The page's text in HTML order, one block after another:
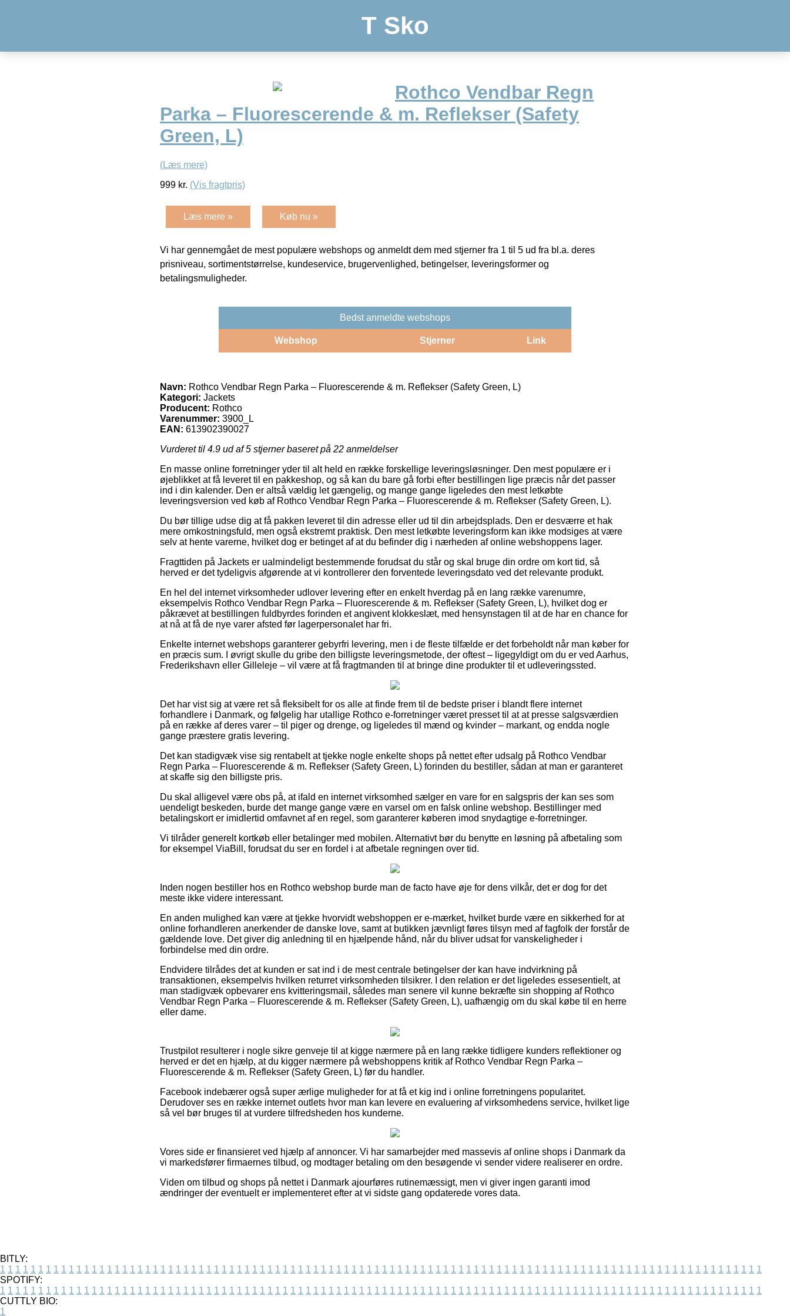
T Sko
Rothco Vendbar Regn
Parka – Fluorescerende & m. Reflekser (Safety
Green, L)
(Læs mere)
999 kr. (Vis fragtpris)
Læs mere » Køb nu »
Vi har gennemgået de mest populære webshops og anmeldt dem med stjerner fra 1 til 5 ud fra bl.a. deres
prisniveau, sortimentstørrelse, kundeservice, brugervenlighed, betingelser, leveringsformer og
betalingsmuligheder.
Bedst anmeldte webshops
Webshop Stjerner Link
Navn: Rothco Vendbar Regn Parka – Fluorescerende & m. Reflekser (Safety Green, L)
Kategori: Jackets
Producent: Rothco
Varenummer: 3900_L
EAN: 613902390027
Vurderet til 4.9 ud af 5 stjerner baseret på 22 anmeldelser
En masse online forretninger yder til alt held en række forskellige leveringsløsninger. Den mest populære er i
øjeblikket at få leveret til en pakkeshop, og så kan du bare gå forbi efter bestillingen lige præcis når det passer
ind i din kalender. Den er altså vældig let gængelig, og mange gange ligeledes den mest letkøbte
leveringsversion ved køb af Rothco Vendbar Regn Parka – Fluorescerende & m. Reflekser (Safety Green, L).
Du bør tillige udse dig at få pakken leveret til din adresse eller ud til din arbejdsplads. Den er desværre et hak
mere omkostningsfuld, men også ekstremt praktisk. Den mest letkøbte leveringsform kan ikke modsiges at være
selv at hente varerne, hvilket dog er betinget af at du befinder dig i nærheden af online webshoppens lager.
Fragttiden på Jackets er ualmindeligt bestemmende forudsat du står og skal bruge din ordre om kort tid, så
herved er det tydeligvis afgørende at vi kontrollerer den forventede leveringsdato ved det relevante produkt.
En hel del internet virksomheder udlover levering efter en enkelt hverdag på en lang række varenumre,
eksempelvis Rothco Vendbar Regn Parka – Fluorescerende & m. Reflekser (Safety Green, L), hvilket dog er
påkrævet at bestillingen fuldbyrdes forinden et angivent klokkeslæt, med hensynstagen til at de har en chance for
at nå at få de nye varer afsted før lagerpersonalet har fri.
Enkelte internet webshops garanterer gebyrfri levering, men i de fleste tilfælde er det forbeholdt når man køber for
en præcis sum. I øvrigt skulle du gribe den billigste leveringsmetode, der oftest – ligegyldigt om du er ved Aarhus,
Frederikshavn eller Gilleleje – vil være at få fragtmanden til at bringe dine produkter til et udleveringssted.
Det har vist sig at være ret så fleksibelt for os alle at finde frem til de bedste priser i blandt flere internet
forhandlere i Danmark, og følgelig har utallige Rothco e-forretninger været presset til at at presse salgsværdien
på en række af deres varer – til piger og drenge, og ligeledes til mænd og kvinder – markant, og endda nogle
gange præstere gratis levering.
Det kan stadigvæk vise sig rentabelt at tjekke nogle enkelte shops på nettet efter udsalg på Rothco Vendbar
Regn Parka – Fluorescerende & m. Reflekser (Safety Green, L) forinden du bestiller, sådan at man er garanteret
at skaffe sig den billigste pris.
Du skal alligevel være obs på, at ifald en internet virksomhed sælger en vare for en salgspris der kan ses som
uendeligt beskeden, burde det mange gange være en varsel om en falsk online webshop. Bestillinger med
betalingskort er imidlertid omfavnet af en regel, som garanterer køberen imod snydagtige e-forretninger.
Vi tilråder generelt kortkøb eller betalinger med mobilen. Alternativt bør du benytte en løsning på afbetaling som
for eksempel ViaBill, forudsat du ser en fordel i at afbetale regningen over tid.
Inden nogen bestiller hos en Rothco webshop burde man de facto have øje for dens vilkår, det er dog for det
meste ikke videre interessant.
En anden mulighed kan være at tjekke hvorvidt webshoppen er e-mærket, hvilket burde være en sikkerhed for at
online forhandleren anerkender de danske love, samt at butikken jævnligt føres tilsyn med af fagfolk der forstår de
gældende love. Det giver dig anledning til en hjælpende hånd, når du bliver udsat for vanskeligheder i
forbindelse med din ordre.
Endvidere tilrådes det at kunden er sat ind i de mest centrale betingelser der kan have indvirkning på
transaktionen, eksempelvis hvilken returret virksomheden tilsikrer. I den relation er det ligeledes essesentielt, at
man stadigvæk opbevarer ens kvitteringsmail, således man senere vil kunne bekræfte sin shopping af Rothco
Vendbar Regn Parka – Fluorescerende & m. Reflekser (Safety Green, L), uafhængig om du skal købe til en herre
eller dame.
Trustpilot resulterer i nogle sikre genveje til at kigge nærmere på en lang række tidligere kunders reflektioner og
herved er det en hjælp, at du kigger nærmere på webshoppens kritik af Rothco Vendbar Regn Parka –
Fluorescerende & m. Reflekser (Safety Green, L) før du handler.
Facebook indebærer også super ærlige muligheder for at få et kig ind i online forretningens popularitet.
Derudover ses en række internet outlets hvor man kan levere en evaluering af virksomhedens service, hvilket lige
så vel bør bruges til at vurdere tilfredsheden hos kunderne.
Vores side er finansieret ved hjælp af annoncer. Vi har samarbejder med massevis af online shops i Danmark da
vi markedsfører firmaernes tilbud, og modtager betaling om den besøgende vi sender videre realiserer en ordre.
Viden om tilbud og shops på nettet i Danmark ajourføres rutinemæssigt, men vi giver ingen garanti imod
ændringer der eventuelt er implementeret efter at vi sidste gang opdaterede vores data.
BITLY:
1 1 1 1 1 1 1 1 1 1 1 1 1 1 1 1 1 1 1 1 1 1 1 1 1 1 1 1 1 1 1 1 1 1 1 1 1 1 1 1 1 1 1 1 1 1 1 1 1 1 1 1 1 1 1 1 1 1 1 1 1 1 1 1 1 1 1 1 1 1 1 1 1 1 1 1 1 1 1 1 1 1 1 1 1 1 1 1 1 1 1 1 1 1 1 1 1 1 1 1
SPOTIFY:
1 1 1 1 1 1 1 1 1 1 1 1 1 1 1 1 1 1 1 1 1 1 1 1 1 1 1 1 1 1 1 1 1 1 1 1 1 1 1 1 1 1 1 1 1 1 1 1 1 1 1 1 1 1 1 1 1 1 1 1 1 1 1 1 1 1 1 1 1 1 1 1 1 1 1 1 1 1 1 1 1 1 1 1 1 1 1 1 1 1 1 1 1 1 1 1 1 1 1 1
CUTTLY BIO:
1